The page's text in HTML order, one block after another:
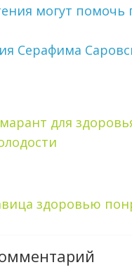
могут помочь
Серафима
для
здоровью